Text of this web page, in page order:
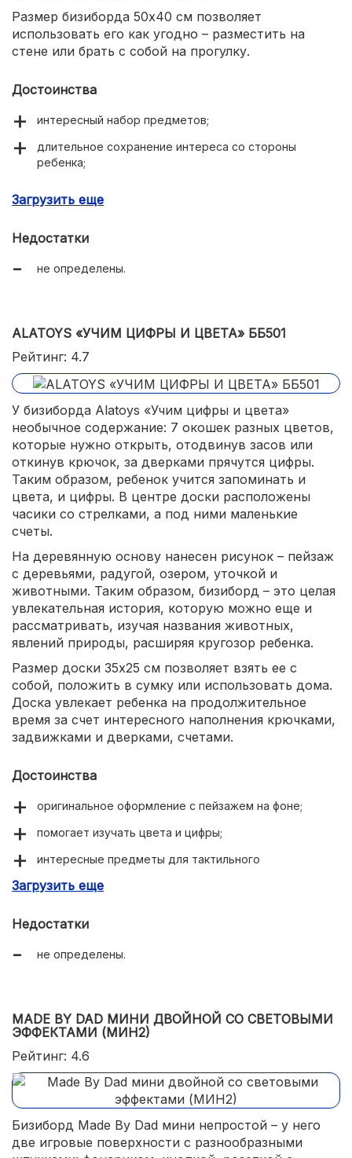
Размер бизиборда 50х40 см позволяет
использовать его как угодно – разместить на
стене или брать с собой на прогулку.
Достоинства
интересный набор предметов;
длительное сохранение интереса со стороны
ребенка;
использования и в дороге;
зашлифованы;
безопасная краска.
Загрузить еще
Недостатки
не определены.
ALATOYS «УЧИМ ЦИФРЫ И ЦВЕТА» ББ501
Рейтинг: 4.7
У бизиборда Alatoys «Учим цифры и цвета»
необычное содержание: 7 окошек разных цветов,
которые нужно открыть, отодвинув засов или
откинув крючок, за дверками прячутся цифры.
Таким образом, ребенок учится запоминать и
цвета, и цифры. В центре доски расположены
часики со стрелками, а под ними маленькие
счеты.
На деревянную основу нанесен рисунок – пейзаж
с деревьями, радугой, озером, уточкой и
животными. Таким образом, бизиборд – это целая
увлекательная история, которую можно еще и
рассматривать, изучая названия животных,
явлений природы, расширяя кругозор ребенка.
Размер доски 35х25 см позволяет взять ее с
собой, положить в сумку или использовать дома.
Доска увлекает ребенка на продолжительное
время за счет интересного наполнения крючками,
задвижками и дверками, счетами.
Достоинства
оригинальное оформление с пейзажем на фоне;
помогает изучать цвета и цифры;
интересные предметы для тактильного
Загрузить еще
Недостатки
не определены.
MADE BY DAD МИНИ ДВОЙНОЙ СО СВЕТОВЫМИ
ЭФФЕКТАМИ (МИН2)
Рейтинг: 4.6
Бизиборд Made By Dad мини непростой – у него
две игровые поверхности с разнообразными